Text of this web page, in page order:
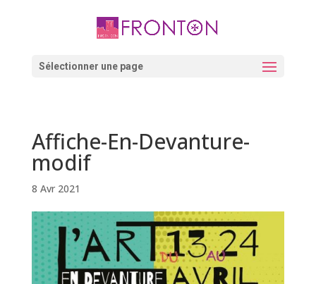
Sélectionner une page
Affiche-En-Devanture-
modif
8 Avr 2021